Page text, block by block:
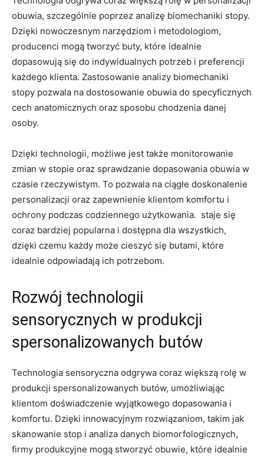
obuwia, szczególnie poprzez analizę biomechaniki⁤ stopy.
Dzięki nowoczesnym narzędziom i metodologiom,
producenci mogą tworzyć buty, które ​idealnie
dopasowują się do indywidualnych potrzeb i preferencji
każdego‌ klienta.‌ Zastosowanie analizy biomechaniki
stopy pozwala‌ na ⁢dostosowanie obuwia do specyficznych
cech anatomicznych oraz sposobu chodzenia danej​
osoby.
Dzięki technologii, możliwe jest także monitorowanie
⁤zmian ⁤w ⁣stopie oraz sprawdzanie dopasowania‌ obuwia w⁣
czasie rzeczywistym. To pozwala na ciągłe doskonalenie
personalizacji oraz zapewnienie klientom komfortu i
ochrony podczas codziennego użytkowania. ‍ staje się
coraz bardziej popularna i dostępna​ dla wszystkich,​
dzięki czemu ‌każdy może cieszyć się butami, które
idealnie⁤ odpowiadają ich ​potrzebom.
Rozwój ​technologii
sensorycznych w⁤ produkcji
spersonalizowanych butów
Technologia‍ sensoryczna⁣ odgrywa coraz‍ większą rolę⁣ w
produkcji spersonalizowanych butów, ⁣umożliwiając
‍klientom⁤ doświadczenie wyjątkowego ​dopasowania ‌i
komfortu. Dzięki‍ innowacyjnym⁣ rozwiązaniom,⁢ takim ⁢jak
skanowanie stop i analiza danych⁢ biomorfologicznych,
firmy produkcyjne mogą stworzyć obuwie, które idealnie